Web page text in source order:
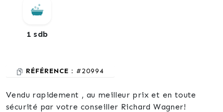
1 sdb
RÉFÉRENCE : #20994
Vendu rapidement , au meilleur prix et en toute
sécurité par votre conseiller Richard Wagner!